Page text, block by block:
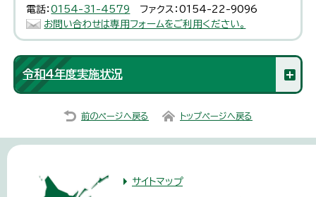
電話：0154-31-4579
ファクス：0154-22-9096
お問い合わせは専用フォームをご利用ください。
令和4年度実施状況
前のページへ戻る トップページへ戻る
サイトマップ